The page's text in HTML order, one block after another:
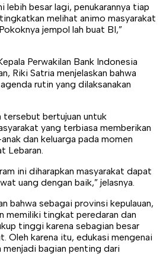
lebih besar lagi, penukarannya tiap
melihat animo masyarakat
jempol lah buat BI,”
Perwakilan Bank Indonesia
Riki Satria menjelaskan bahwa
rutin yang dilaksanakan
tersebut bertujuan untuk
yang terbiasa memberikan
dan keluarga pada momen
Lebaran.
ini diharapkan masyarakat dapat
uang dengan baik,” jelasnya.
bahwa sebagai provinsi kepulauan,
memiliki tingkat peredaran dan
tinggi karena sebagian besar
Oleh karena itu, edukasi mengenai
menjadi bagian penting dari